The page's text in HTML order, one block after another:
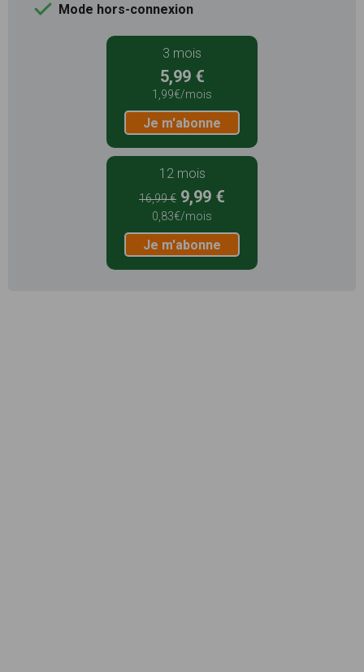
Mode hors-connexion
3 mois
5,99 €
1,99€/mois
Je m'abonne
12 mois
16,99 € 9,99 €
0,83€/mois
Je m'abonne